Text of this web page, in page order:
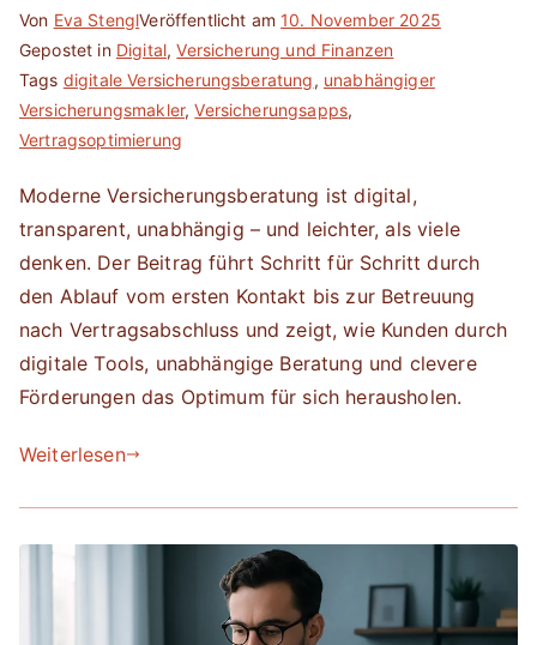
Von Eva StenglVeröffentlicht am10. November 2025
Gepostet in Digital,Versicherung und Finanzen
Tags digitale Versicherungsberatung, unabhängiger
Versicherungsmakler,Versicherungsapps,
Vertragsoptimierung
Moderne Versicherungsberatung ist digital,
transparent, unabhängig – und leichter, als viele
denken. Der Beitrag führt Schritt für Schritt durch
den Ablauf vom ersten Kontakt bis zur Betreuung
nach Vertragsabschluss und zeigt, wie Kunden durch
digitale Tools, unabhängige Beratung und clevere
Förderungen das Optimum für sich herausholen.
Weiterlesen